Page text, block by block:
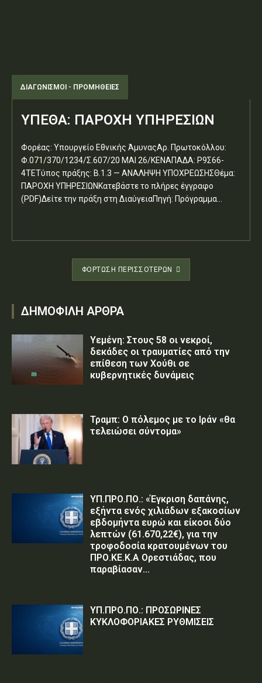
ΔΙΑΓΩΝΙΣΜΟΊ - ΠΡΟΜΉΘΕΙΕΣ
ΥΠΕΘΑ: ΠΑΡΟΧΗ ΥΠΗΡΕΣΙΩΝ
Φορέας: Υπουργείο Εθνικής ΆμυναςΑρ. Πρωτοκόλλου:
Φ.071/370/1234/Σ.607/20 ΜΑΙ 26/ΚΕΝΑΠΑΔΑ: Ρ9Σ66-
4ΤΕΤύπος πράξης: Β.1.3 — ΑΝΑΛΗΨΗ ΥΠΟΧΡΕΩΣΗΣΘέμα:
ΠΑΡΟΧΗ ΥΠΗΡΕΣΙΩΝΚατεβάστε το πλήρες έγγραφο
(PDF)Δείτε την πράξη στη ΔιαύγειαΠηγή: Πρόγραμμα...
ΦΌΡΤΩΣΗ ΠΕΡΙΣΣΟΤΈΡΩΝ
ΔΗΜΟΦΙΛΗ ΑΡΘΡΑ
Υεμένη: Στους 58 οι νεκροί,
δεκάδες οι τραυματίες από την
επίθεση των Χούθι σε
κυβερνητικές δυνάμεις
Τραμπ: Ο πόλεμος με το Ιράν «θα
τελειώσει σύντομα»
ΥΠ.ΠΡΟ.ΠΟ.: «Έγκριση δαπάνης,
εξήντα ενός χιλιάδων εξακοσίων
εβδομήντα ευρώ και είκοσι δύο
λεπτών (61.670,22€), για την
τροφοδοσία κρατουμένων του
ΠΡΟ.ΚΕ.Κ.Α Ορεστιάδας, που
παραβίασαν...
ΥΠ.ΠΡΟ.ΠΟ.: ΠΡΟΣΩΡΙΝΕΣ
ΚΥΚΛΟΦΟΡΙΑΚΕΣ ΡΥΘΜΙΣΕΙΣ